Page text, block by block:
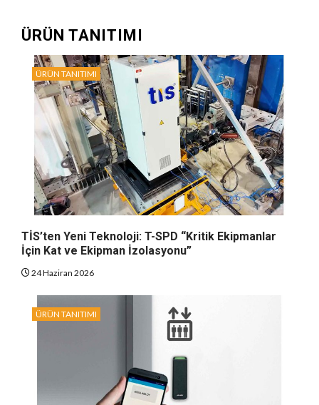
ÜRÜN TANITIMI
ÜRÜN TANITIMI
TİS’ten Yeni Teknoloji: T-SPD “Kritik Ekipmanlar
İçin Kat ve Ekipman İzolasyonu”
24 Haziran 2026
ÜRÜN TANITIMI